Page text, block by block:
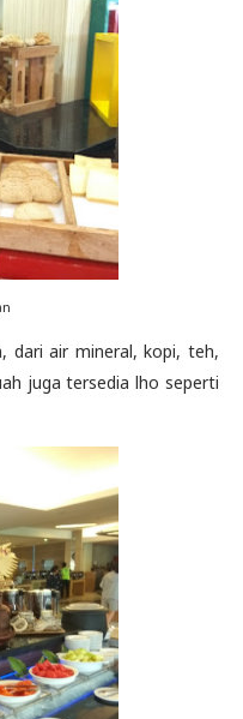
dari air mineral, kopi, teh,
juga tersedia lho seperti